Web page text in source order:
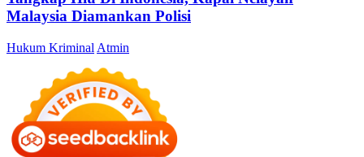
Malaysia Diamankan Polisi
Hukum Kriminal Atmin